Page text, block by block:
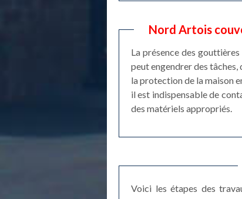
Nord Artois
La présence des
peut engendrer des
la protection de la maison
il est indispensable de
des matériels appropriés.
Voici les étapes des